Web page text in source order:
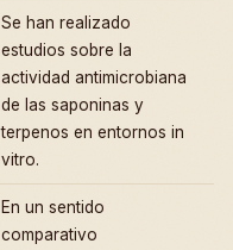
Se han realizado
estudios sobre la
actividad antimicrobiana
de las saponinas y
terpenos en entornos in
vitro.
En un sentido
comparativo